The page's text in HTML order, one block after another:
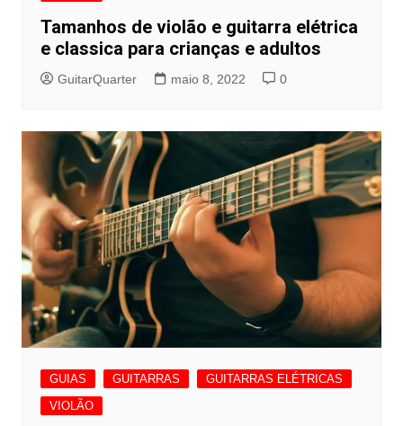
Tamanhos de violão e guitarra elétrica
e classica para crianças e adultos
GuitarQuarter maio 8, 2022 0
GUIAS GUITARRAS
GUITARRAS ELÉTRICAS
VIOLÃO